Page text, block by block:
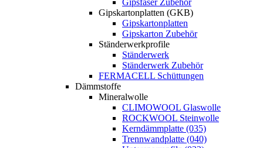
Gipskartonplatten (GKB)
Gipskartonplatten
Gipskarton Zubehör
Ständerwerkprofile
Ständerwerk
Ständerwerk Zubehör
FERMACELL Schüttungen
Dämmstoffe
Mineralwolle
CLIMOWOOL Glaswolle
ROCKWOOL Steinwolle
Kerndämmplatte (035)
Trennwandplatte (040)